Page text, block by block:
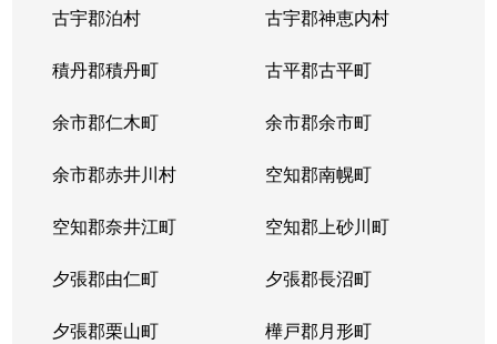
古宇郡泊村 古宇郡神恵内村
積丹郡積丹町 古平郡古平町
余市郡仁木町 余市郡余市町
余市郡赤井川村 空知郡南幌町
空知郡奈井江町 空知郡上砂川町
夕張郡由仁町 夕張郡長沼町
夕張郡栗山町 樺戸郡月形町